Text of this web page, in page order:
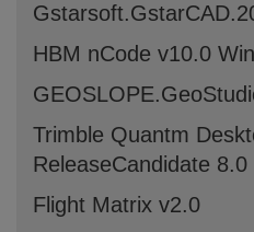
HBM nCode v10.0
Trimble Quantm
ReleaseCandidate 8.0
Flight Matrix v2.0